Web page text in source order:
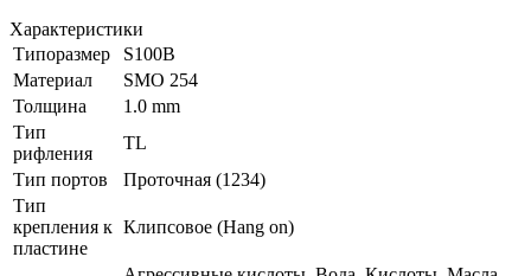
Характеристики
Типоразмер
S100B
Материал
SMO 254
Толщина
1.0 mm
Тип
рифления
TL
Тип портов
Проточная (1234)
Тип
крепления к
пластине
Клипсовое (Hang on)